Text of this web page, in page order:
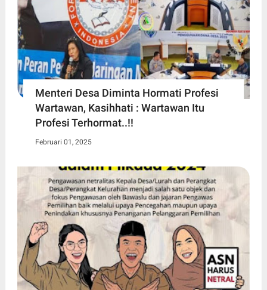
Menteri Desa Diminta Hormati Profesi
Wartawan, Kasihhati : Wartawan Itu
Profesi Terhormat..!!
Februari 01, 2025